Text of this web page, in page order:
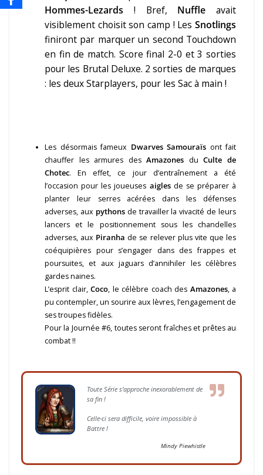
Hommes-Lezards ! Bref, Nuffle avait
visiblement choisit son camp ! Les Snotlings
finiront par marquer un second Touchdown
en fin de match. Score final 2-0 et 3 sorties
pour les Brutal Deluxe. 2 sorties de marques
: les deux Starplayers, pour les Sac à main !
Les désormais fameux Dwarves Samouraïs ont fait
chauffer les armures desAmazones duCulte de
Chotec. En effet, ce jour d’entraînement a été
l’occasion pour les joueuses aiglesde se préparer à
planter leur serres acérées dans les défenses
adverses, aux pythonsde travailler la vivacité de leurs
lancers et le positionnement sous les chandelles
adverses, aux Piranha de se relever plus vite que les
coéquipières pour s’engager dans des frappes et
poursuites, et aux jaguars d’annihiler les célèbres
gardes naines.
L’esprit clair, Coco, le célèbre coach des Amazones, a
pu contempler, un sourire aux lèvres, l’engagement de
ses troupes fidèles.
Pour la Journée #6, toutes seront fraîches et prêtes au
combat !!
Toute Série s’approche inexorablement de
sa fin !
Celle-ci sera difficile, voire impossible à
Battre !
Mindy Piewhistle